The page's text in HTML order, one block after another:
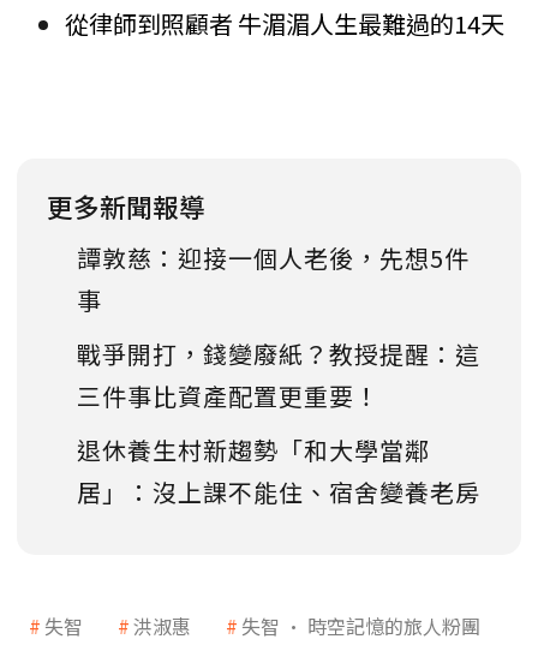
從律師到照顧者 牛湄湄人生最難過的14天
更多新聞報導
譚敦慈：迎接一個人老後，先想5件
事
戰爭開打，錢變廢紙？教授提醒：這
三件事比資產配置更重要！
退休養生村新趨勢「和大學當鄰
居」：沒上課不能住、宿舍變養老房
失智 洪淑惠 失智 • 時空記憶的旅人粉團